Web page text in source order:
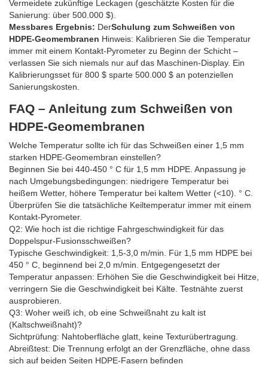
Vermeidete zukünftige Leckagen (geschätzte Kosten für die
Sanierung: über 500.000 $).
Messbares Ergebnis: DerSchulung zum Schweißen von
HDPE-Geomembranen Hinweis: Kalibrieren Sie die Temperatur
immer mit einem Kontakt-Pyrometer zu Beginn der Schicht –
verlassen Sie sich niemals nur auf das Maschinen-Display. Ein
Kalibrierungsset für 800 $ sparte 500.000 $ an potenziellen
Sanierungskosten.
FAQ – Anleitung zum Schweißen von
HDPE-Geomembranen
Welche Temperatur sollte ich für das Schweißen einer 1,5 mm
starken HDPE-Geomembran einstellen?
Beginnen Sie bei 440-450 ° C für 1,5 mm HDPE. Anpassung je
nach Umgebungsbedingungen: niedrigere Temperatur bei
heißem Wetter, höhere Temperatur bei kaltem Wetter (<10). ° C.
Überprüfen Sie die tatsächliche Keiltemperatur immer mit einem
Kontakt-Pyrometer.
Q2: Wie hoch ist die richtige Fahrgeschwindigkeit für das
Doppelspur-Fusionsschweißen?
Typische Geschwindigkeit: 1,5-3,0 m/min. Für 1,5 mm HDPE bei
450 ° C, beginnend bei 2,0 m/min. Entgegengesetzt der
Temperatur anpassen: Erhöhen Sie die Geschwindigkeit bei Hitze,
verringern Sie die Geschwindigkeit bei Kälte. Testnähte zuerst
ausprobieren.
Q3: Woher weiß ich, ob eine Schweißnaht zu kalt ist
(Kaltschweißnaht)?
Sichtprüfung: Nahtoberfläche glatt, keine Texturübertragung.
Abreißtest: Die Trennung erfolgt an der Grenzfläche, ohne dass
sich auf beiden Seiten HDPE-Fasern befinden